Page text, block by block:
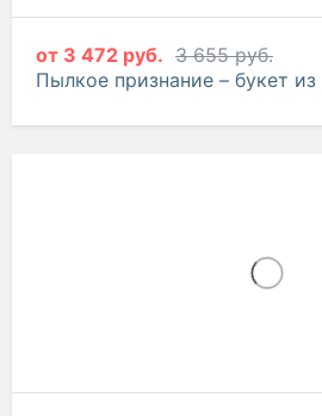
от 3 472 руб. 3 655 руб.
Пылкое признание – букет